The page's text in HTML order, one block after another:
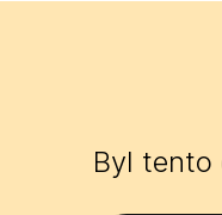
Byl tento